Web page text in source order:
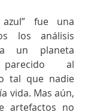
fue una
los análisis
un planeta
parecido al
tal que nadie
vida. Mas aún,
artefactos no